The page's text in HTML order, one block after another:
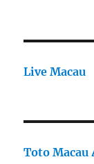
Live Macau
Toto Macau